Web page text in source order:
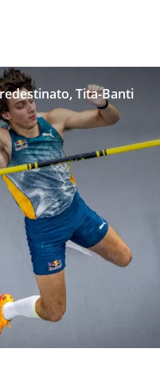
Tita-Banti